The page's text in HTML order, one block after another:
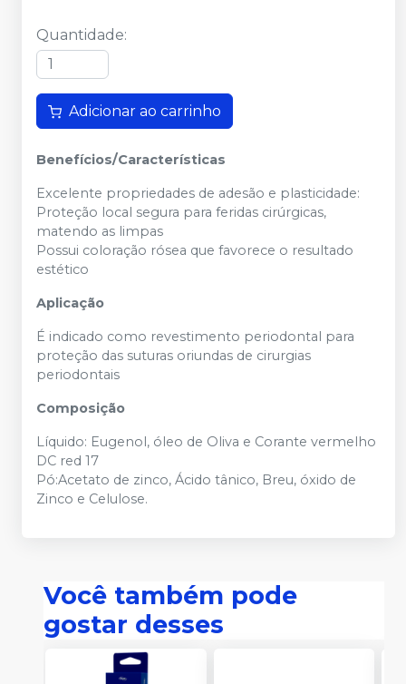
Quantidade:
Adicionar ao carrinho
Benefícios/Características
Excelente propriedades de adesão e plasticidade:
Proteção local segura para feridas cirúrgicas,
matendo as limpas
Possui coloração rósea que favorece o resultado
estético
Aplicação
É indicado como revestimento periodontal para
proteção das suturas oriundas de cirurgias
periodontais
Composição
Líquido: Eugenol, óleo de Oliva e Corante vermelho
DC red 17
Pó:Acetato de zinco, Ácido tânico, Breu, óxido de
Zinco e Celulose.
Você também pode
gostar desses